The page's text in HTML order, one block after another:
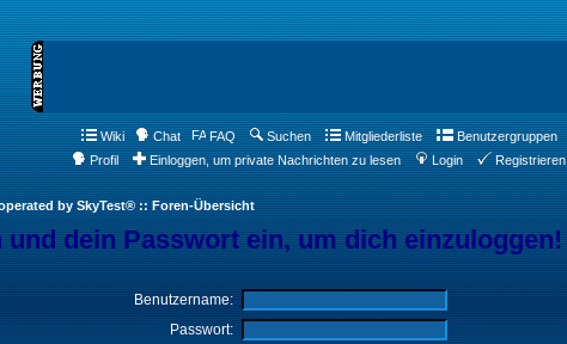
Wiki Chat FAQ Suchen Mitgliederliste
Benutzergruppen
Profil
Einloggen, um private Nachrichten zu lesen Login Registrieren
by SkyTest® :: Foren-Übersicht
dein Passwort ein, um dich einzuloggen!
Benutzername:
Passwort: